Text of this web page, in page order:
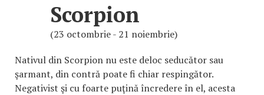
Scorpion
(23 octombrie - 21 noiembrie)
Nativul din Scorpion nu este deloc seducător sau
şarmant, din contră poate fi chiar respingător.
Negativist şi cu foarte puţină încredere în el, acesta